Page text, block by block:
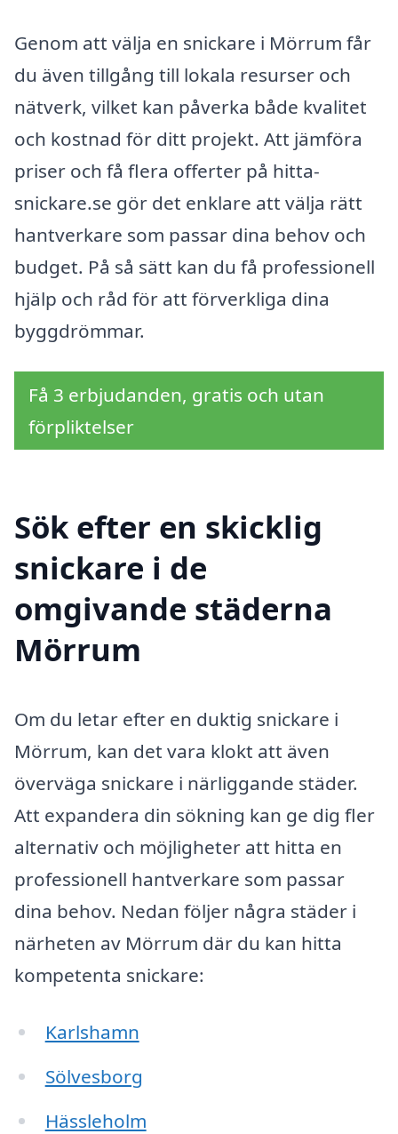
Genom att välja en snickare i Mörrum får
du även tillgång till lokala resurser och
nätverk, vilket kan påverka både kvalitet
och kostnad för ditt projekt. Att jämföra
priser och få flera offerter på hitta-
snickare.se gör det enklare att välja rätt
hantverkare som passar dina behov och
budget. På så sätt kan du få professionell
hjälp och råd för att förverkliga dina
byggdrömmar.
Få 3 erbjudanden, gratis och utan
förpliktelser
Sök efter en skicklig
snickare i de
omgivande städerna
Mörrum
Om du letar efter en duktig snickare i
Mörrum, kan det vara klokt att även
överväga snickare i närliggande städer.
Att expandera din sökning kan ge dig fler
alternativ och möjligheter att hitta en
professionell hantverkare som passar
dina behov. Nedan följer några städer i
närheten av Mörrum där du kan hitta
kompetenta snickare:
Karlshamn
Sölvesborg
Hässleholm